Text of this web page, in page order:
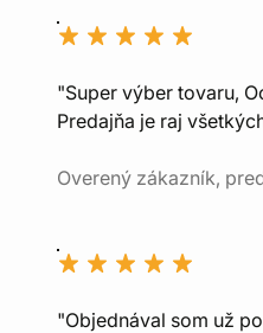
"Super výber tovaru,
Predajňa je raj
Overený zákazník,
"Objednával som už